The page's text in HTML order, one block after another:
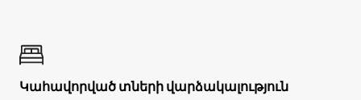
Կահավորված տների վարձակալություն